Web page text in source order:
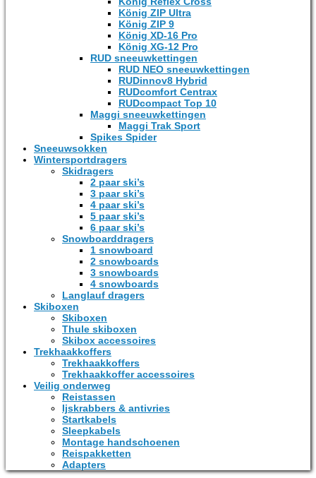
König ZIP Ultra
König ZIP 9
König XD-16 Pro
König XG-12 Pro
RUD sneeuwkettingen
RUD NEO sneeuwkettingen
RUDinnov8 Hybrid
RUDcomfort Centrax
RUDcompact Top 10
Maggi sneeuwkettingen
Maggi Trak Sport
Spikes Spider
Sneeuwsokken
Wintersportdragers
Skidragers
2 paar ski’s
3 paar ski’s
4 paar ski’s
5 paar ski’s
6 paar ski’s
Snowboarddragers
1 snowboard
2 snowboards
3 snowboards
4 snowboards
Langlauf dragers
Skiboxen
Skiboxen
Thule skiboxen
Skibox accessoires
Trekhaakkoffers
Trekhaakkoffers
Trekhaakkoffer accessoires
Veilig onderweg
Reistassen
Ijskrabbers & antivries
Startkabels
Sleepkabels
Montage handschoenen
Reispakketten
Adapters